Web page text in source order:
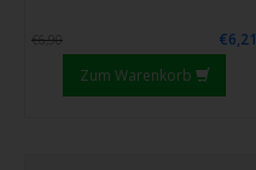
€6,90
€6,21
Zum Warenkorb